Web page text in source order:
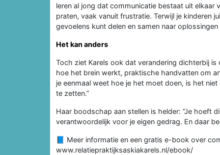
leren al jong dat communicatie bestaat uit elkaar
praten, vaak vanuit frustratie. Terwijl je kinderen
gevoelens kunt delen en samen naar oplossingen
Het kan anders
Toch ziet Karels ook dat verandering dichterbij
hoe het brein werkt, praktische handvatten om
je eenmaal weet hoe je het moet doen, is het
te zetten.”
Haar boodschap aan stellen is helder: “Je hoeft
verantwoordelijk voor je eigen gedrag. En daar
📘 Meer informatie en een gratis e-book over
www.relatiepraktijksaskiakarels.nl/ebook/